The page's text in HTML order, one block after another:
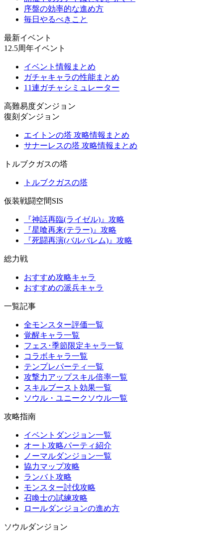
序盤の効率的な進め方
毎日やるべきこと
最新イベント
12.5周年イベント
イベント情報まとめ
ガチャキャラの性能まとめ
11連ガチャシミュレーター
高難易度ダンジョン
復刻ダンジョン
エイトンの塔 攻略情報まとめ
サナーレスの塔 攻略情報まとめ
トルブクガスの塔
トルブクガスの塔
仮装戦闘空間SIS
『神話再臨(ライゼル)』攻略
『星喰再来(テラー)』攻略
『死闘再演(バルバレム)』攻略
総力戦
おすすめ攻略キャラ
おすすめの派兵キャラ
一覧記事
全モンスター評価一覧
覚醒キャラ一覧
フェス･季節限定キャラ一覧
コラボキャラ一覧
テンプレパーティ一覧
攻撃力アップスキル倍率一覧
スキルブースト効果一覧
ソウル・ユニークソウル一覧
攻略指南
イベントダンジョン一覧
オート攻略パーティ紹介
ノーマルダンジョン一覧
協力マップ攻略
ランバト攻略
モンスター討伐攻略
召喚士の試練攻略
ロールダンジョンの進め方
ソウルダンジョン